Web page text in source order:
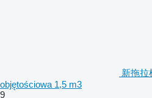
新拖拉
objętościowa 1,5 m3
9